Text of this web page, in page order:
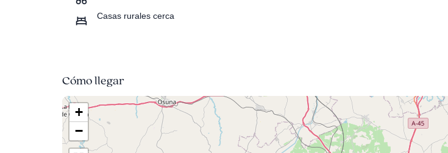
Casas rurales cerca
Cómo llegar
+
−